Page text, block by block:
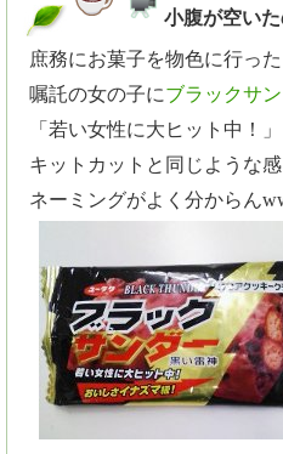
小腹が空い
庶務にお菓子を物色に行った
嘱託の女の子にブラックサ
「若い女性に大ヒット中！
キットカットと同じような
ネーミングがよく分からん